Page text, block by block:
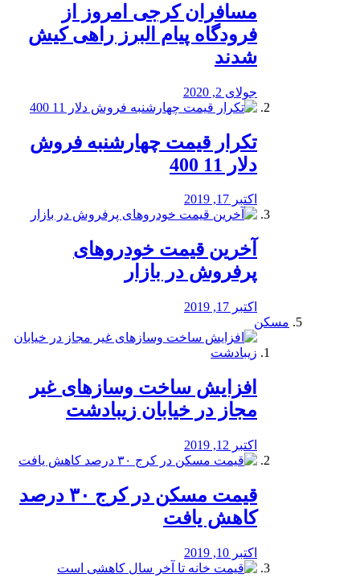
مسافران کرجی امروز از
فرودگاه پیام البرز راهی کیش
شدند
جولای 2, 2020
تکرار قیمت چهارشنبه فروش
دلار 11 400
اکتبر 17, 2019
آخرین قیمت خودرو‌های
پرفروش در بازار
اکتبر 17, 2019
مسکن
افزایش ساخت وسازهای غیر
مجاز در خیابان زیبادشت
اکتبر 12, 2019
️قیمت مسکن در کرج ۳۰ درصد
کاهش یافت
اکتبر 10, 2019